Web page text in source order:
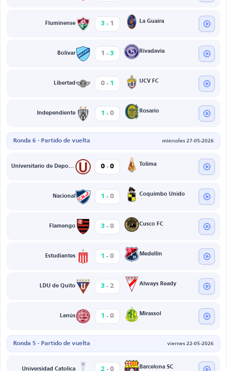
Fluminense 3 - 1 La Guaira
Bolivar 1 - 3 Rivadavia
Libertad 0 - 1 UCV FC
Independiente 1 - 0 Rosario
Ronda 6 - Partido de vuelta miércoles 27-05-2026
Universitario de Deportes 0 - 0 Tolima
Nacional 1 - 0 Coquimbo Unido
Flamengo 3 - 0 Cusco FC
Estudiantes 1 - 0 Medellin
LDU de Quito 3 - 2 Always Ready
Lanús 1 - 0 Mirassol
Ronda 5 - Partido de vuelta viernes 22-05-2026
Universidad Catolica 2 0 Barcelona SC